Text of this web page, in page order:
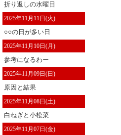
折り返しの水曜日
2025年11月11日(火)
○○の日が多い日
2025年11月10日(月)
参考になるわー
2025年11月09日(日)
原因と結果
2025年11月08日(土)
白ねぎと小松菜
2025年11月07日(金)